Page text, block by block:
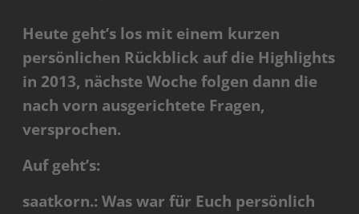
Heute geht’s los mit einem kurzen
persönlichen Rückblick auf die Highlights
in 2013, nächste Woche folgen dann die
nach vorn ausgerichtete Fragen,
versprochen.
Auf geht’s:
saatkorn.: Was war für Euch persönlich